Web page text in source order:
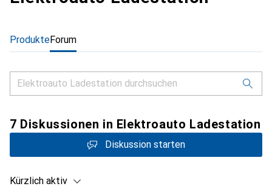
ProdukteForum
7 Diskussionen in Elektroauto Ladestation
Diskussion starten
Kürzlich aktiv